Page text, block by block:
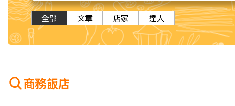
全部 文章 店家 達人
商務飯店